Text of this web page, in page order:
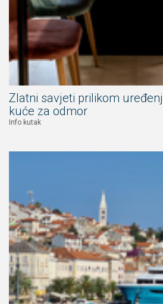
Zlatni savjeti prilikom
kuće za odmor
Info kutak